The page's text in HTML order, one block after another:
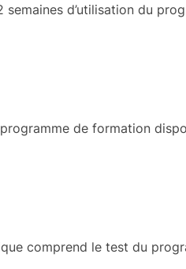
d’utilisation du
de formation
comprend le test du